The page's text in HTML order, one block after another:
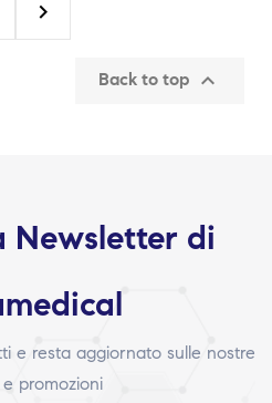

Back to top 
Newsletter di
e resta aggiornato sulle nostre
promozioni